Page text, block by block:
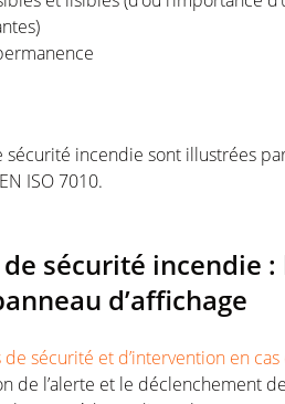
sécurité incendie sont illustrées
ISO 7010.
de sécurité incendie
d’affichage
de sécurité et d’intervention en
de l’alerte et le déclenchement